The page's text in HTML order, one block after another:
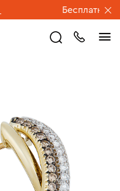
Бесплатная